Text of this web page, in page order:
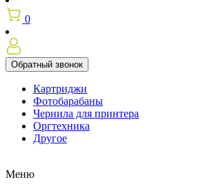
0
Обратный звонок
Картриджи
Фотобарабаны
Чернила для принтера
Оргтехника
Другое
Меню